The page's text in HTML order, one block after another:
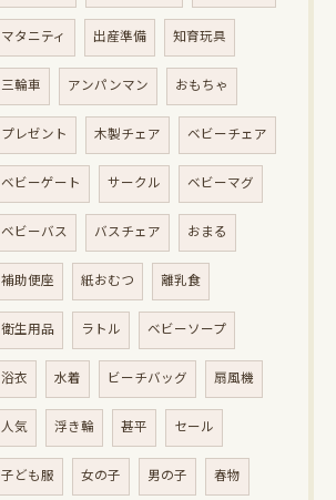
マタニティ 出産準備 知育玩具
三輪車 アンパンマン おもちゃ
プレゼント 木製チェア ベビーチェア
ベビーゲート サークル ベビーマグ
ベビーバス バスチェア おまる
補助便座 紙おむつ 離乳食
衛生用品 ラトル ベビーソープ
浴衣 水着 ビーチバッグ 扇風機
人気 浮き輪 甚平 セール
子ども服 女の子 男の子 春物